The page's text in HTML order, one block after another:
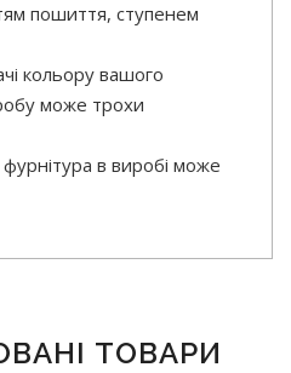
пошиття, ступенем
кольору вашого
може трохи
в виробі може
ТОВАРИ